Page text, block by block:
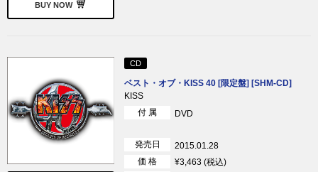
BUY NOW
CD
ベスト・オブ・KISS 40 [限定盤] [SHM-CD]
KISS
付 属
DVD
発売日
2015.01.28
価 格
¥3,463 (税込)